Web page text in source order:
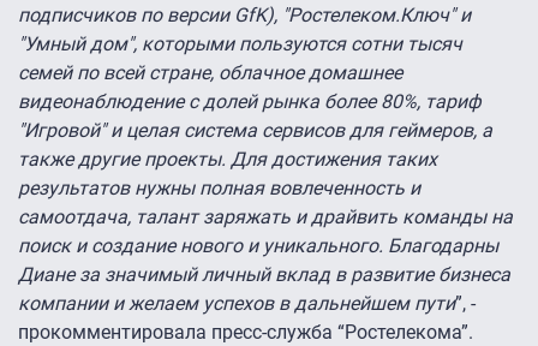
подписчиков по версии GfK), "Ростелеком.Ключ" и
"Умный дом", которыми пользуются сотни тысяч
семей по всей стране, облачное домашнее
видеонаблюдение с долей рынка более 80%, тариф
"Игровой" и целая система сервисов для геймеров, а
также другие проекты. Для достижения таких
результатов нужны полная вовлеченность и
самоотдача, талант заряжать и драйвить команды на
поиск и создание нового и уникального. Благодарны
Диане за значимый личный вклад в развитие бизнеса
компании и желаем успехов в дальнейшем пути”, -
прокомментировала пресс-служба “Ростелекома”.